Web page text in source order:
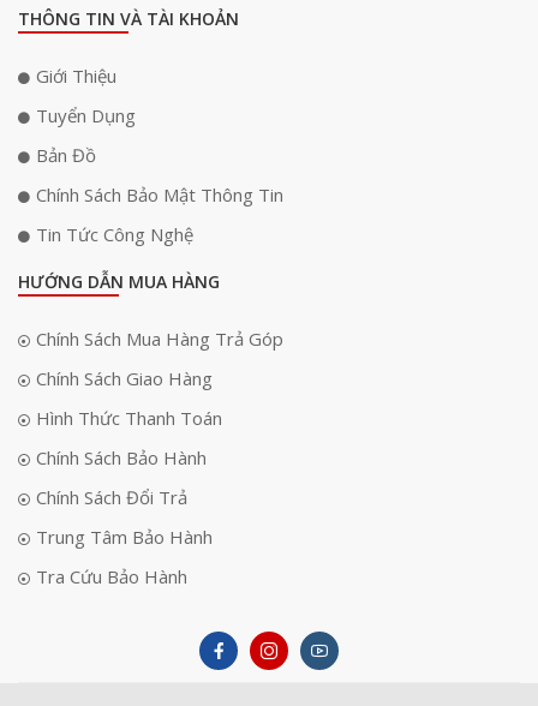
THÔNG TIN VÀ TÀI KHOẢN
Giới Thiệu
Tuyển Dụng
Bản Đồ
Chính Sách Bảo Mật Thông Tin
Tin Tức Công Nghệ
HƯỚNG DẪN MUA HÀNG
Chính Sách Mua Hàng Trả Góp
Chính Sách Giao Hàng
Hình Thức Thanh Toán
Chính Sách Bảo Hành
Chính Sách Đổi Trả
Trung Tâm Bảo Hành
Tra Cứu Bảo Hành